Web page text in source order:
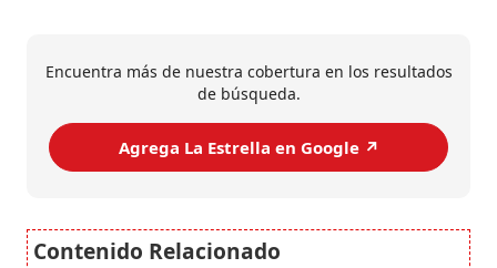
Encuentra más de nuestra cobertura en los resultados
de búsqueda.
Agrega La Estrella en Google ↗️